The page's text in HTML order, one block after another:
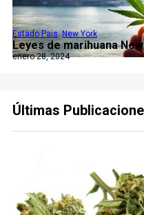
Leyes de marihuana
Estado Pais,New York
enero 28, 2024
Últimas